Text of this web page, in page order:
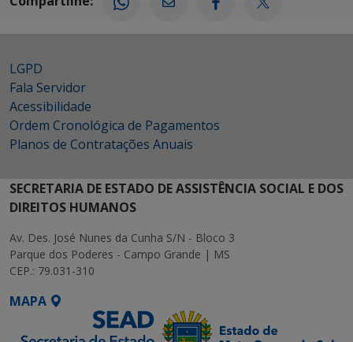
LGPD
Fala Servidor
Acessibilidade
Ordem Cronológica de Pagamentos
Planos de Contratações Anuais
SECRETARIA DE ESTADO DE ASSISTÊNCIA SOCIAL E DOS
DIREITOS HUMANOS
Av. Des. José Nunes da Cunha S/N - Bloco 3
Parque dos Poderes - Campo Grande | MS
CEP.: 79.031-310
MAPA